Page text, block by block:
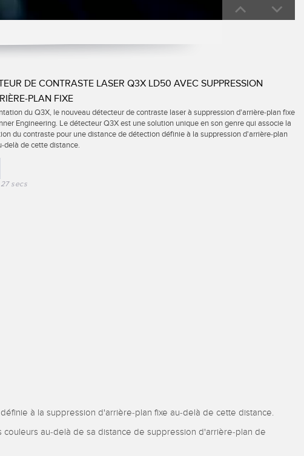
DE CONTRASTE LASER Q3X LD50 AVEC SUPPRESSION
PLAN FIXE
du Q3X, le nouveau détecteur de contraste laser à suppression d'arrière-plan fixe
Engineering. Le détecteur Q3X est une solution unique en son genre qui associe la
du contraste pour une distance de détection définie à la suppression d'arrière-plan
delà de cette distance.
secs
à la suppression d'arrière-plan fixe au-delà de cette distance.
au-delà de sa distance de suppression d'arrière-plan de